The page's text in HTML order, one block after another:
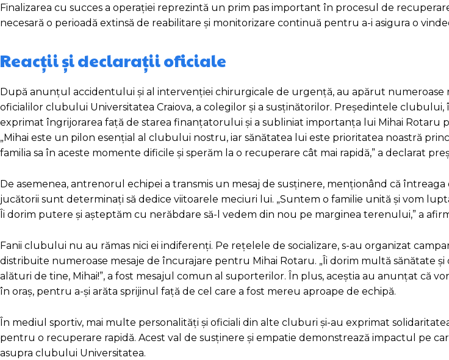
Finalizarea cu succes a operației reprezintă un prim pas important în procesul de
necesară o perioadă extinsă de reabilitare și monitorizare continuă pentru a-i asigura o
Reacții și declarații oficiale
După anunțul accidentului și al intervenției chirurgicale de urgență, au apărut numeroase
oficialilor clubului Universitatea Craiova, a colegilor și a susținătorilor. Președintele clubului,
exprimat îngrijorarea față de starea finanțatorului și a subliniat importanța lui Mihai Rotaru
„Mihai este un pilon esențial al clubului nostru, iar sănătatea lui este prioritatea noastră
familia sa în aceste momente dificile și sperăm la o recuperare cât mai rapidă,” a declarat
De asemenea, antrenorul echipei a transmis un mesaj de susținere, menționând că
jucătorii sunt determinați să dedice viitoarele meciuri lui. „Suntem o familie unită și vom
Îi dorim putere și așteptăm cu nerăbdare să-l vedem din nou pe marginea terenului,” a
Fanii clubului nu au rămas nici ei indiferenți. Pe rețelele de socializare, s-au organizat
distribuite numeroase mesaje de încurajare pentru Mihai Rotaru. „Îi dorim multă sănătate
alături de tine, Mihai!”, a fost mesajul comun al suporterilor. În plus, aceștia au anunțat că
în oraș, pentru a-și arăta sprijinul față de cel care a fost mereu aproape de echipă.
În mediul sportiv, mai multe personalități și oficiali din alte cluburi și-au exprimat
pentru o recuperare rapidă. Acest val de susținere și empatie demonstrează impactul pe
asupra clubului Universitatea.